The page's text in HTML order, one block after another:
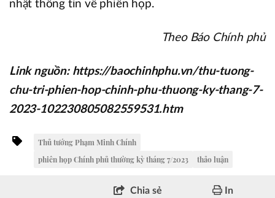
nhật thông tin về phiên họp.
Theo Báo Chính phủ
Link nguồn: https://baochinhphu.vn/thu-tuong-
chu-tri-phien-hop-chinh-phu-thuong-ky-thang-7-
2023-102230805082559531.htm
Thủ tướng Phạm Minh Chính
phiên họp Chính phủ thường kỳ tháng 7/2023
thảo luận
Chia sẻ In